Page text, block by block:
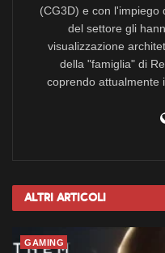
(CG3D) e con l'impiego
del settore gli
visualizzazione
della "famiglia" di
coprendo attualmente
Altri Articoli
GAMING